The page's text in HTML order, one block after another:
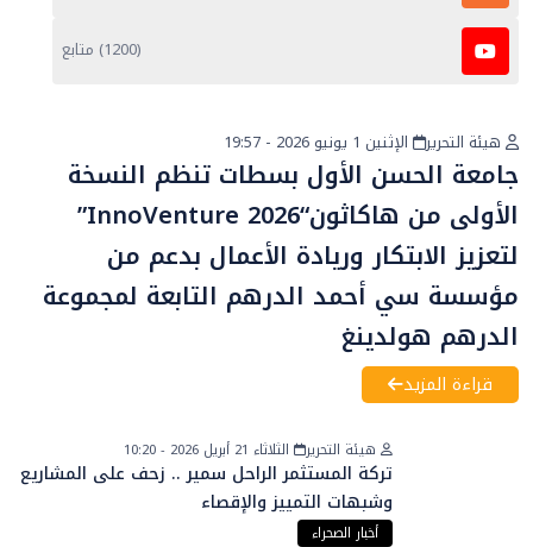
(1200) متابع
أخبار عامة
هيئة التحرير الإثنين 1 يونيو 2026 - 19:57
جامعة الحسن الأول بسطات تنظم النسخة
الأولى من هاكاثون“InnoVenture 2026”
لتعزيز الابتكار وريادة الأعمال بدعم من
مؤسسة سي أحمد الدرهم التابعة لمجموعة
الدرهم هولدينغ
قراءة المزيد
هيئة التحرير الثلاثاء 21 أبريل 2026 - 10:20
تركة المستثمر الراحل سمير .. زحف على المشاريع
وشبهات التمييز والإقصاء
أخبار الصحراء